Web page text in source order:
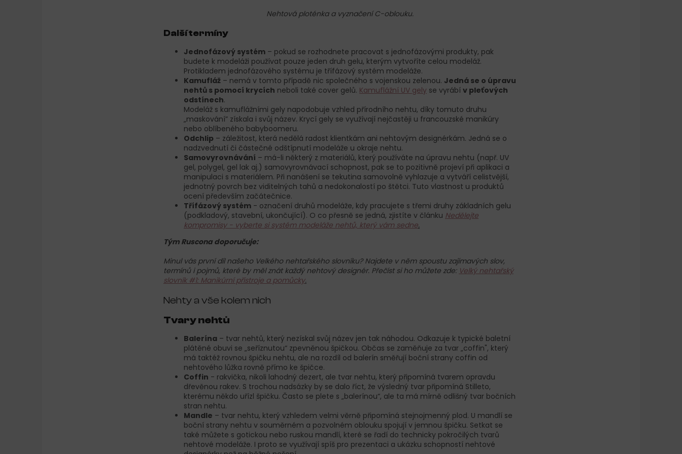
Nehtová ploténka a vyznačení C-oblouku.
Další termíny
Jednofázový systém – pokud se rozhodnete pracovat s jednofázovými produkty, pak
budete k modeláži používat pouze jeden druh gelu, kterým vytvoříte celou modeláž.
Protikladem jednofázového systému je třífázový systém modeláže.
Kamufláž – nemá v tomto případě nic společného s vojenskou zelenou. Jedná se o úpravu
nehtů s pomocí krycích neboli také cover gelů. Kamuflážní UV gely se vyrábí v pleťových
odstínech.
Modeláž s kamuflážními gely napodobuje vzhled přírodního nehtu, díky tomuto druhu
„maskování” získala i svůj název. Krycí gely se využívají nejčastěji u francouzské manikúry
nebo oblíbeného babyboomeru.
Odchlip – záležitost, která nedělá radost klientkám ani nehtovým designérkám. Jedná se o
nadzvednutí či částečné odštípnutí modeláže u okraje nehtu.
Samovyrovnávání – má-li některý z materiálů, který používáte na úpravu nehtu (např. UV
gel, polygel, gel lak aj.) samovyrovnávací schopnost, pak se to pozitivně projeví při aplikaci a
manipulaci s materiálem. Při nanášení se tekutina samovolně vyhlazuje a vytváří celistvější,
jednotný povrch bez viditelných tahů a nedokonalostí po štětci. Tuto vlastnost u produktů
ocení především začátečnice.
Třífázový systém - označení druhů modeláže, kdy pracujete s třemi druhy základních gelu
(podkladový, stavební, ukončující). O co přesně se jedná, zjistíte v článku Nedělejte
kompromisy - vyberte si systém modeláže nehtů, který vám sedne.
Tým Ruscona doporučuje:
Minul vás první díl našeho Velkého nehtařského slovníku? Najdete v něm spoustu zajímavých slov,
termínů i pojmů, které by měl znát každý nehtový designér. Přečíst si ho můžete zde: Velký nehtařský
slovník #1: Manikúrní přístroje a pomůcky.
Nehty a vše kolem nich
Tvary nehtů
Balerína – tvar nehtů, který nezískal svůj název jen tak náhodou. Odkazuje k typické baletní
plátěné obuvi se „seříznutou“ zpevněnou špičkou. Občas se zaměňuje za tvar „coffin", který
má taktéž rovnou špičku nehtu, ale na rozdíl od balerín směřují boční strany coffin od
nehtového lůžka rovně přímo ke špičce.
Coffin - rakvička, nikoli lahodný dezert, ale tvar nehtu, který připomíná tvarem opravdu
dřevěnou rakev. S trochou nadsázky by se dalo říct, že výsledný tvar připomíná Stilleto,
kterému někdo uřízl špičku. Často se plete s „balerínou“, ale ta má mírně odlišný tvar bočních
stran nehtu.
Mandle – tvar nehtu, který vzhledem velmi věrně připomíná stejnojmenný plod. U mandlí se
boční strany nehtu v souměrném a pozvolném oblouku spojují v jemnou špičku. Setkat se
také můžete s gotickou nebo ruskou mandlí, které se řadí do technicky pokročilých tvarů
nehtové modeláže. I proto se využívají spíš pro prezentaci a ukázku schopností nehtové